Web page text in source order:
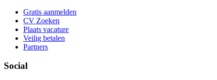
Gratis aanmelden
CV Zoeken
Plaats vacature
Veilig betalen
Partners
Social